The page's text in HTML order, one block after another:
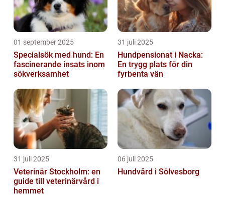
01 september 2025
Specialsök med hund: En
fascinerande insats inom
sökverksamhet
31 juli 2025
Hundpensionat i Nacka:
En trygg plats för din
fyrbenta vän
31 juli 2025
Veterinär Stockholm: en
guide till veterinärvård i
hemmet
06 juli 2025
Hundvård i Sölvesborg